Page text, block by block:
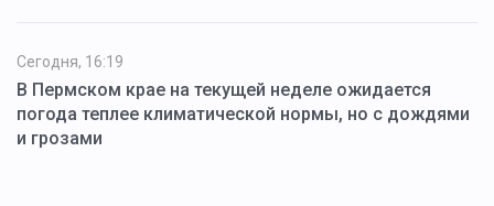
Сегодня, 16:19
В Пермском крае на текущей неделе ожидается
погода теплее климатической нормы, но с дождями
и грозами